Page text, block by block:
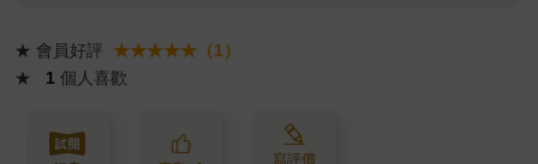
★ 會員好評
★★★★★（1）
★
1 個人喜歡
寫評價